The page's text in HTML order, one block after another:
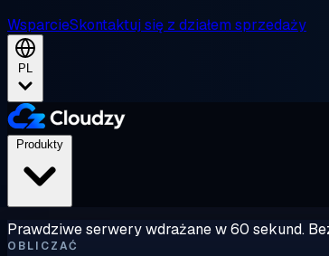
WsparcieSkontaktuj się z działem sprzedaży
PL
Prawdziwe serwery wdrażane w 60 sekund.
OBLICZAĆ